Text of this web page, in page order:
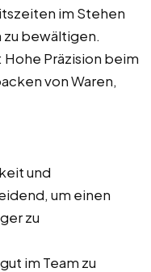
im Stehen
zu bewältigen.
: Hohe Präzision beim
von Waren,
und
um einen
zu
im Team zu